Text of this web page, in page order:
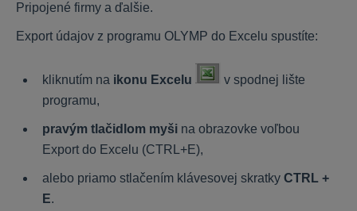
Všeobecné
Nastavenia
Digitálna kancelária
Začíname
Čo KROS Digitálna kancelária ponúka
Používatelia
Pripojené firmy a ďalšie.
Export údajov z programu OLYMP do Excelu spustíte:
kliknutím na ikonu Excelu
v spodnej lište
programu,
pravým tlačidlom myši na obrazovke voľbou
Export do Excelu (CTRL+E),
alebo priamo stlačením klávesovej skratky CTRL +
E.